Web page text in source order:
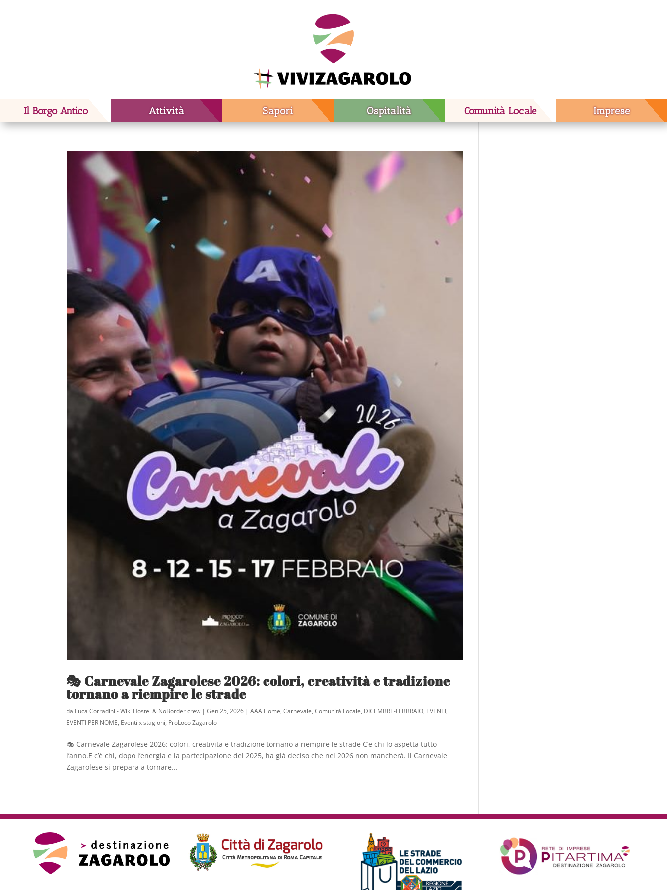
Il Borgo Antico Attività Sapori Ospitalità Comunità Locale Imprese
🎭 Carnevale Zagarolese 2026: colori, creatività e tradizione
tornano a riempire le strade
da Luca Corradini - Wiki Hostel & NoBorder crew |Gen 25, 2026 |AAA Home,Carnevale,Comunità Locale, DICEMBRE-FEBBRAIO, EVENTI,
EVENTI PER NOME, Eventi x stagioni, ProLoco Zagarolo
🎭 Carnevale Zagarolese 2026: colori, creatività e tradizione tornano a riempire le strade C’è chi lo aspetta tutto
l’anno.E c’è chi, dopo l’energia e la partecipazione del 2025, ha già deciso che nel 2026 non mancherà. Il Carnevale
Zagarolese si prepara a tornare...